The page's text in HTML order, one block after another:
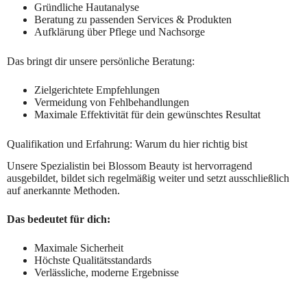
Gründliche Hautanalyse
Beratung zu passenden Services & Produkten
Aufklärung über Pflege und Nachsorge
Das bringt dir unsere persönliche Beratung:
Zielgerichtete Empfehlungen
Vermeidung von Fehlbehandlungen
Maximale Effektivität für dein gewünschtes Resultat
Qualifikation und Erfahrung: Warum du hier richtig bist
Unsere Spezialistin bei Blossom Beauty ist hervorragend
ausgebildet, bildet sich regelmäßig weiter und setzt ausschließlich
auf anerkannte Methoden.
Das bedeutet für dich:
Maximale Sicherheit
Höchste Qualitätsstandards
Verlässliche, moderne Ergebnisse